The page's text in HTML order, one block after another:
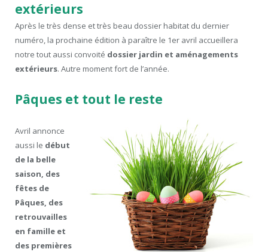
extérieurs
Après le très dense et très beau dossier habitat du dernier
numéro, la prochaine édition à paraître le 1er avril accueillera
notre tout aussi convoité dossier jardin et aménagements
extérieurs. Autre moment fort de l’année.
Pâques et tout le reste
Avril annonce
aussi le début
de la belle
saison, des
fêtes de
Pâques, des
retrouvailles
en famille et
des premières